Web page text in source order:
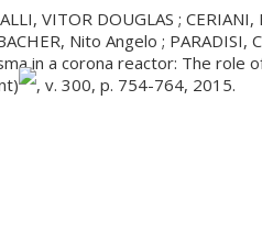
VITOR DOUGLAS ; CERIANI,
Nito Angelo ;
in a corona reactor: The role
, v. 300, p. 754-764, 2015.